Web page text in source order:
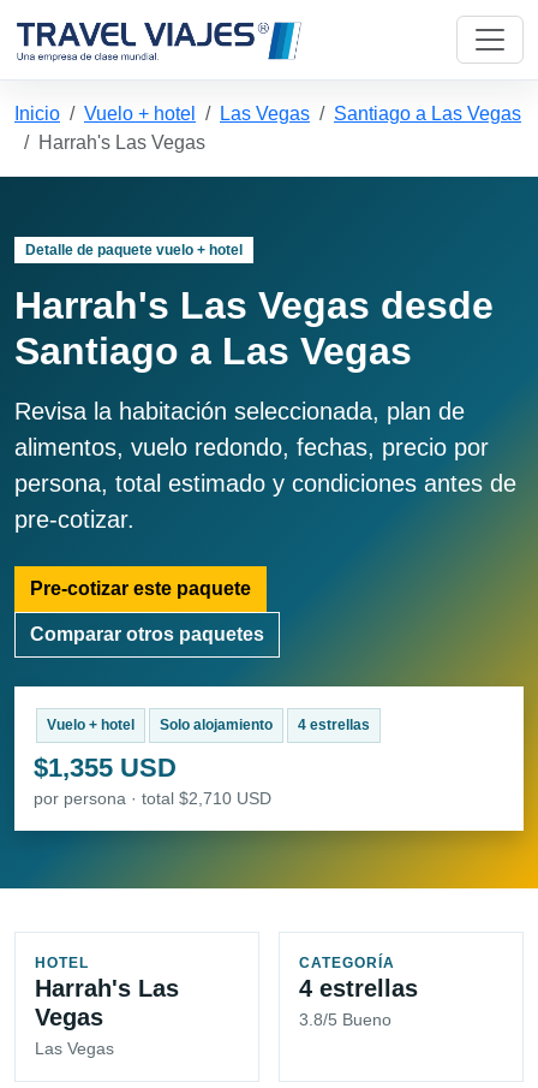
Inicio Vuelo + hotel Las Vegas
Santiago a Las Vegas
Harrah's Las Vegas
Detalle de paquete vuelo + hotel
Harrah's Las Vegas desde
Santiago a Las Vegas
Revisa la habitación seleccionada, plan de
alimentos, vuelo redondo, fechas, precio por
persona, total estimado y condiciones antes de
pre-cotizar.
Pre-cotizar este paquete
Comparar otros paquetes
Vuelo + hotel Solo alojamiento 4 estrellas
$1,355 USD
por persona · total $2,710 USD
HOTEL
Harrah's Las
Vegas
Las Vegas
CATEGORÍA
4 estrellas
3.8/5 Bueno